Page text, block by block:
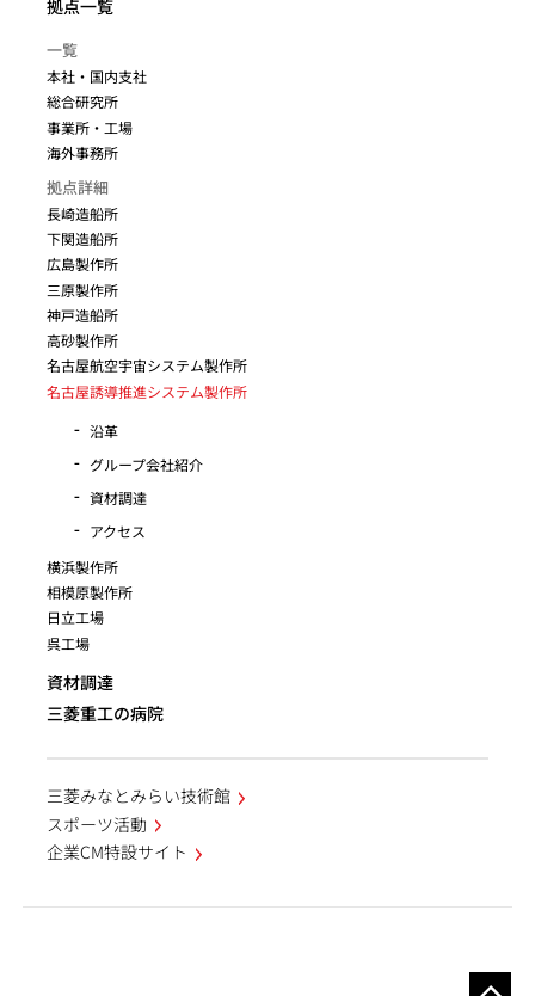
拠点一覧
一覧
本社・国内支社
総合研究所
事業所・工場
海外事務所
拠点詳細
長崎造船所
下関造船所
広島製作所
三原製作所
神戸造船所
高砂製作所
名古屋航空宇宙システム製作所
名古屋誘導推進システム製作所
沿革
グループ会社紹介
資材調達
アクセス
横浜製作所
相模原製作所
日立工場
呉工場
資材調達
三菱重工の病院
三菱みなとみらい技術館
スポーツ活動
企業CM特設サイト